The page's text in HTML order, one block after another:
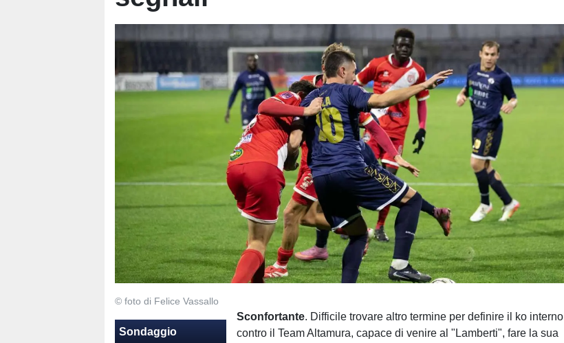
© foto di Felice Vassallo
Sondaggio
Sconfortante. Difficile trovare altro termine per definire il ko interno
contro il Team Altamura, capace di venire al "Lamberti", fare la sua